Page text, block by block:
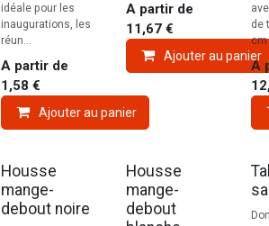
idéale pour les
inaugurations, les
réun...
A partir de
1,58 €
Ajouter au panier
A partir de
11,67€
Ajouter au panier
de
cm
A
Housse
mange-
debout noire
Housse
mange-
debout